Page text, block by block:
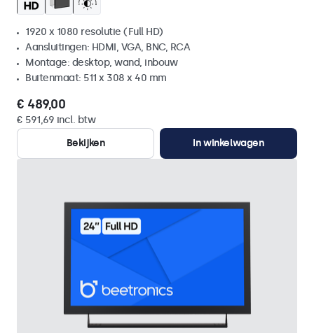
1920 x 1080 resolutie (Full HD)
Aansluitingen: HDMI, VGA, BNC, RCA
Montage: desktop, wand, inbouw
Buitenmaat: 511 x 308 x 40 mm
€ 489,00
€ 591,69 incl. btw
Bekijken
In winkelwagen